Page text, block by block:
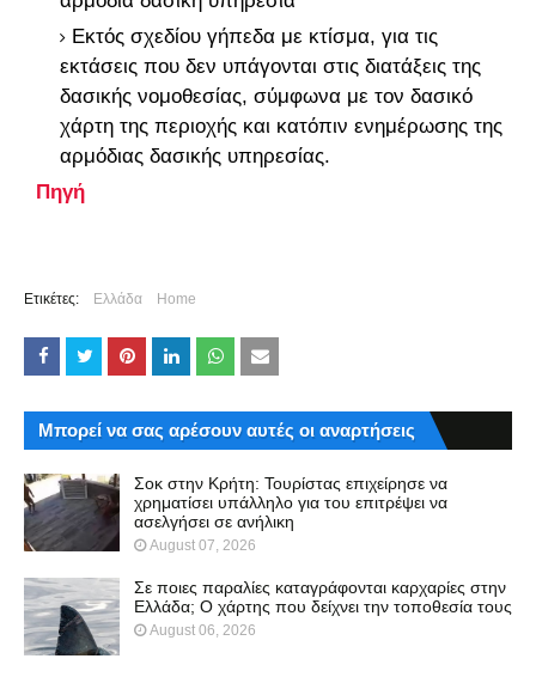
Εκτός σχεδίου γήπεδα με κτίσμα, για τις
εκτάσεις που δεν υπάγονται στις διατάξεις της
δασικής νομοθεσίας, σύμφωνα με τον δασικό
χάρτη της περιοχής και κατόπιν ενημέρωσης της
αρμόδιας δασικής υπηρεσίας.
Πηγή
Ετικέτες: Ελλάδα Home
Μπορεί να σας αρέσουν αυτές οι αναρτήσεις
Σοκ στην Κρήτη: Τουρίστας επιχείρησε να
χρηματίσει υπάλληλο για του επιτρέψει να
ασελγήσει σε ανήλικη
August 07, 2026
Σε ποιες παραλίες καταγράφονται καρχαρίες στην
Ελλάδα; Ο χάρτης που δείχνει την τοποθεσία τους
August 06, 2026